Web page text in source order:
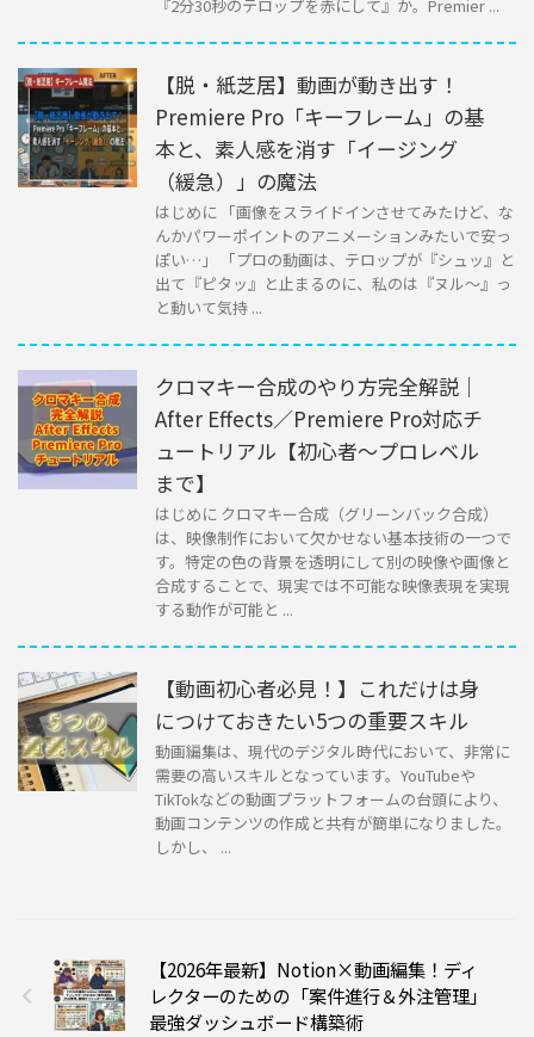
『2分30秒のテロップを赤にして』か。Premier ...
【脱・紙芝居】動画が動き出す！
Premiere Pro「キーフレーム」の基
本と、素人感を消す「イージング
（緩急）」の魔法
はじめに 「画像をスライドインさせてみたけど、な
んかパワーポイントのアニメーションみたいで安っ
ぽい…」 「プロの動画は、テロップが『シュッ』と
出て『ピタッ』と止まるのに、私のは『ヌル〜』っ
と動いて気持 ...
クロマキー合成のやり方完全解説｜
After Effects／Premiere Pro対応チ
ュートリアル【初心者〜プロレベル
まで】
はじめに クロマキー合成（グリーンバック合成）
は、映像制作において欠かせない基本技術の一つで
す。特定の色の背景を透明にして別の映像や画像と
合成することで、現実では不可能な映像表現を実現
する動作が可能と ...
【動画初心者必見！】これだけは身
につけておきたい5つの重要スキル
動画編集は、現代のデジタル時代において、非常に
需要の高いスキルとなっています。YouTubeや
TikTokなどの動画プラットフォームの台頭により、
動画コンテンツの作成と共有が簡単になりました。
しかし、 ...
【2026年最新】Notion×動画編集！ディ
レクターのための「案件進行＆外注管理」
最強ダッシュボード構築術